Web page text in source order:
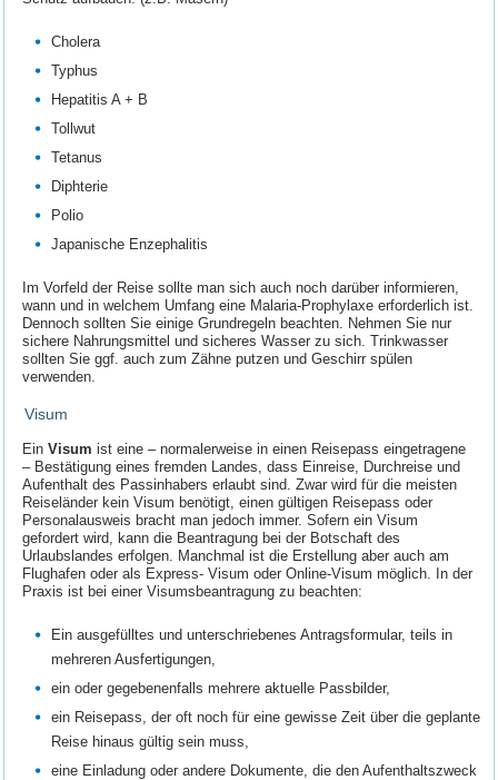
Cholera
Typhus
Hepatitis A + B
Tollwut
Tetanus
Diphterie
Polio
Japanische Enzephalitis
Im Vorfeld der Reise sollte man sich auch noch darüber informieren,
wann und in welchem Umfang eine Malaria-Prophylaxe erforderlich ist.
Dennoch sollten Sie einige Grundregeln beachten. Nehmen Sie nur
sichere Nahrungsmittel und sicheres Wasser zu sich. Trinkwasser
sollten Sie ggf. auch zum Zähne putzen und Geschirr spülen
verwenden.
Visum
EinVisum ist eine – normalerweise in einen Reisepass eingetragene
– Bestätigung eines fremden Landes, dass Einreise, Durchreise und
Aufenthalt des Passinhabers erlaubt sind. Zwar wird für die meisten
Reiseländer kein Visum benötigt, einen gültigen Reisepass oder
Personalausweis bracht man jedoch immer. Sofern ein Visum
gefordert wird, kann die Beantragung bei der Botschaft des
Urlaubslandes erfolgen. Manchmal ist die Erstellung aber auch am
Flughafen oder als Express- Visum oder Online-Visum möglich. In der
Praxis ist bei einer Visumsbeantragung zu beachten:
Ein ausgefülltes und unterschriebenes Antragsformular, teils in
mehreren Ausfertigungen,
ein oder gegebenenfalls mehrere aktuelle Passbilder,
ein Reisepass, der oft noch für eine gewisse Zeit über die geplante
Reise hinaus gültig sein muss,
eine Einladung oder andere Dokumente, die den Aufenthaltszweck